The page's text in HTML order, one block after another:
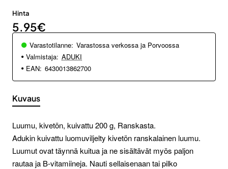
Hinta
5.95€
Varastotilanne: Varastossa verkossa ja Porvoossa
Valmistaja: ADUKI
EAN: 6430013862700
Kuvaus
Luumu, kivetön, kuivattu 200 g, Ranskasta.
Adukin kuivattu luomuviljelty kivetön ranskalainen luumu.
Luumut ovat täynnä kuitua ja ne sisältävät myös paljon
rautaa ja B-vitamiineja. Nauti sellaisenaan tai pilko